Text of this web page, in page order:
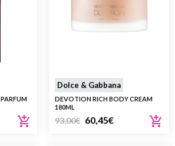
Dolce & Gabbana
DEVOTION RICH BODY CREAM
180ML
93,00€ 60,45€